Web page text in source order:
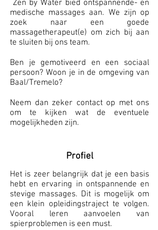
Zen by Water bied ontspannende- en
medische massages aan. We zijn op
zoek naar een goede
massagetherapeut(e) om zich bij aan
te sluiten bij ons team.
Ben je gemotiveerd en een sociaal
persoon? Woon je in de omgeving van
Baal/Tremelo?
Neem dan zeker contact op met ons
om te kijken wat de eventuele
mogelijkheden zijn.
Profiel
Het is zeer belangrijk dat je een basis
hebt en ervaring in ontspannende en
stevige massages. Dit is mogelijk om
een klein opleidingstraject te volgen.
Vooral leren aanvoelen van
spierproblemen is een must.